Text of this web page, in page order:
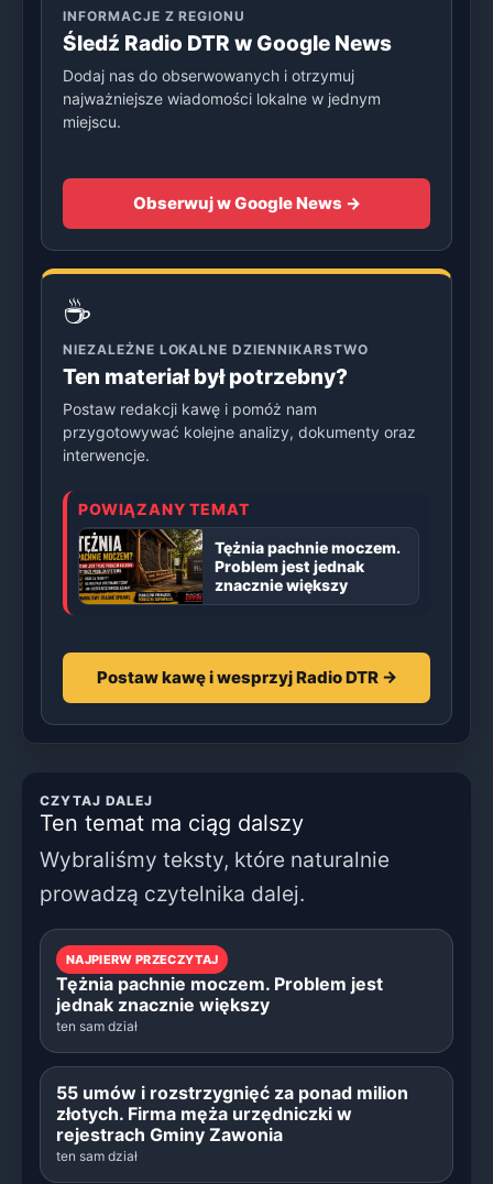
INFORMACJE Z REGIONU
Śledź Radio DTR w Google News
Dodaj nas do obserwowanych i otrzymuj
najważniejsze wiadomości lokalne w jednym
miejscu.
Obserwuj w Google News →
☕
NIEZALEŻNE LOKALNE DZIENNIKARSTWO
Ten materiał był potrzebny?
Postaw redakcji kawę i pomóż nam
przygotowywać kolejne analizy, dokumenty oraz
interwencje.
POWIĄZANY TEMAT
Tężnia pachnie moczem.
Problem jest jednak
znacznie większy
Postaw kawę i wesprzyj Radio DTR →
CZYTAJ DALEJ
Ten temat ma ciąg dalszy
Wybraliśmy teksty, które naturalnie
prowadzą czytelnika dalej.
NAJPIERW PRZECZYTAJ
Tężnia pachnie moczem. Problem jest
jednak znacznie większy
ten sam dział
55 umów i rozstrzygnięć za ponad milion
złotych. Firma męża urzędniczki w
rejestrach Gminy Zawonia
ten sam dział